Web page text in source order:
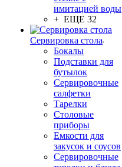
имитацией воды
+ ЕЩЕ 32
Сервировка стола
Бокалы
Подставки для
бутылок
Сервировочные
салфетки
Тарелки
Столовые
приборы
Емкости для
закусок и соусов
Сервировочные